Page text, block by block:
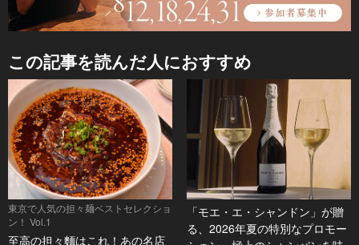
この記事を読んだ人におすすめ
東京で人気の担々麺ベストセレクショ
ン！ Vol.1
至高の担々麵はこれ！あの名店
「モエ・エ・シャンドン」が贈
る、2026年夏の特別なプロモー